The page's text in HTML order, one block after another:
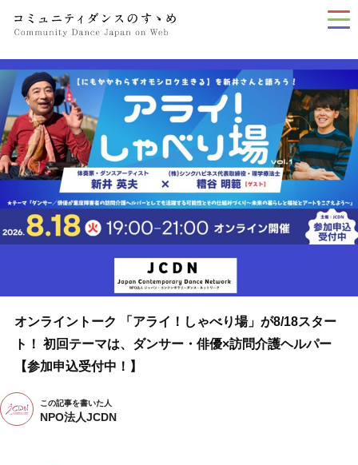
オンライントーク 「アライ！しゃべり場」が8/18スター
ト！ 初回テーマは、ダンサー・俳優×訪問介護ヘルパー
【参加申込受付中！】
この記事を書いた人
NPO法人JCDN